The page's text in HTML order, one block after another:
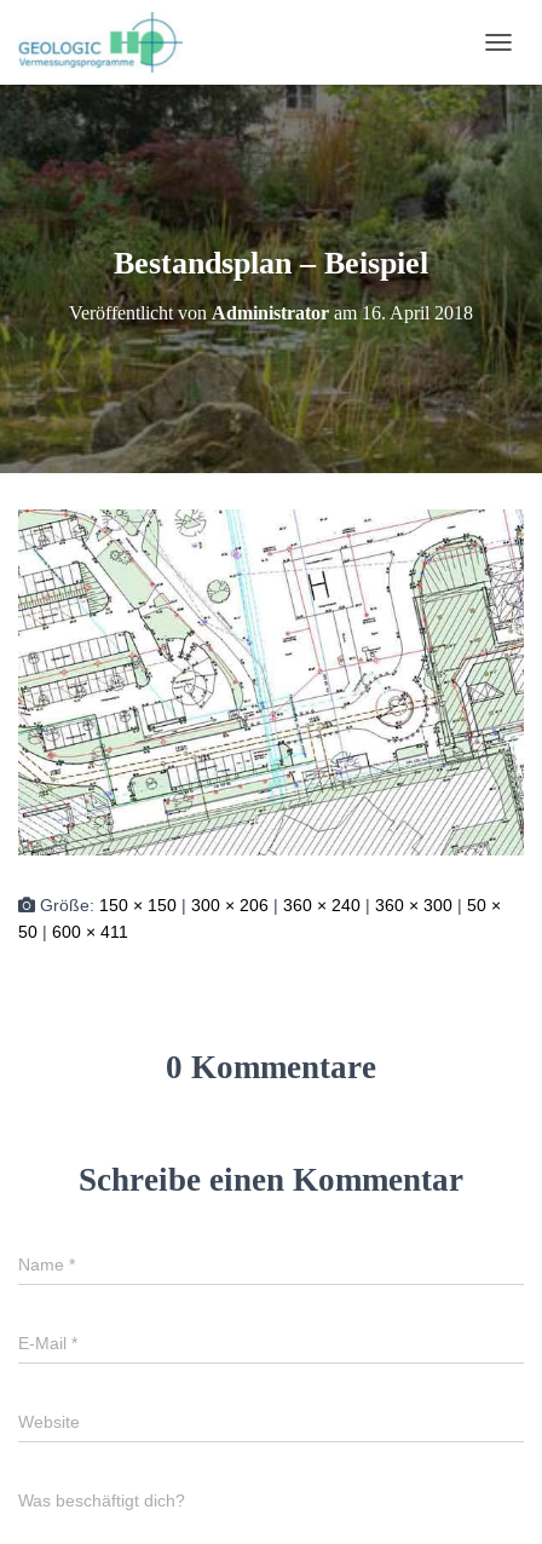
A
I
G
A
U
S
C
A
L
T
E
Bestandsplan – Beispiel
Veröffentlicht vonAdministrator am16. April 2018
Größe: 150 × 150 | 300 × 206 | 360 × 240 | 360 × 300 | 50 ×
50 | 600 × 411
0 Kommentare
Schreibe einen Kommentar
Name *
E-Mail *
Website
Was beschäftigt dich?